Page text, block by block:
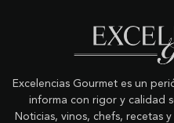
Excelencias Gourmet es un
informa con rigor y calidad
Noticias, vinos, chefs, recetas